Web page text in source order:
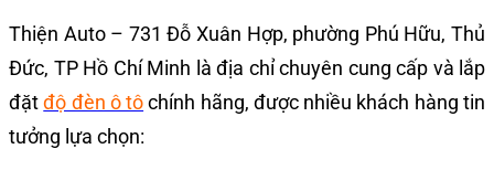
Thiện Auto – 731 Đỗ Xuân Hợp, phường Phú Hữu, Thủ
Đức, TP Hồ Chí Minh là địa chỉ chuyên cung cấp và lắp
đặtđộ đèn ô tôchính hãng, được nhiều khách hàng tin
tưởng lựa chọn: